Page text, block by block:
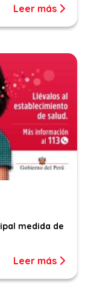
Leer más
medida de
Leer más